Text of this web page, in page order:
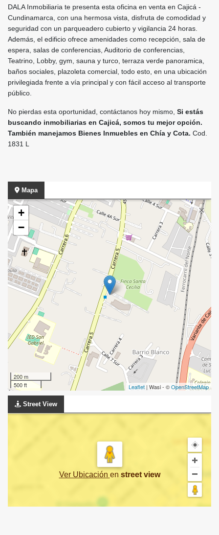
DALA Inmobiliaria te presenta esta oficina en venta en Cajicá -
Cundinamarca, con una hermosa vista, disfruta de comodidad y
seguridad con un parqueadero cubierto y vigilancia 24 horas.
Además, el edificio ofrece amenidades como recepción, sala de
espera, salas de conferencias, Auditorio de conferencias,
Teatrino, Lobby, gym, sauna y turco, terraza verde panoramica,
baños sociales, plazoleta comercial, todo esto, en una ubicación
privilegiada frente a vía principal y con fácil acceso al transporte
público.
No pierdas esta oportunidad, contáctanos hoy mismo, Si estás
buscando inmobiliarias en Cajicá, somos tu mejor opción.
También manejamos Bienes Inmuebles en Chía y Cota. Cod.
1831 L
Mapa
+
−
200 m
500 ft
Leaflet | Wasi - ©OpenStreetMap
Street View
Ver Ubicación en street view